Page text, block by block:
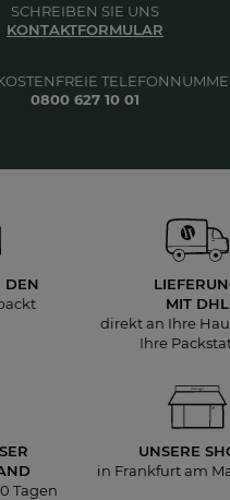
0800 627 10 01
SCHREIBEN SIE UNS
KONTAKTFORMULAR
DEN
MIT DHL
direkt an Ihre
Ihre
Tagen
UNSERE
in Frankfurt am